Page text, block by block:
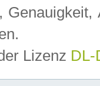
Lizenz